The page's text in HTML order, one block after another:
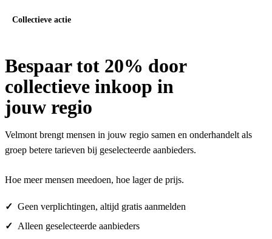
Collectieve actie
Bespaar tot 20% door
collectieve inkoop in
jouw regio
Velmont brengt mensen in jouw regio samen en onderhandelt als
groep betere tarieven bij geselecteerde aanbieders.
Hoe meer mensen meedoen, hoe lager de prijs.
Geen verplichtingen, altijd gratis aanmelden
Alleen geselecteerde aanbieders